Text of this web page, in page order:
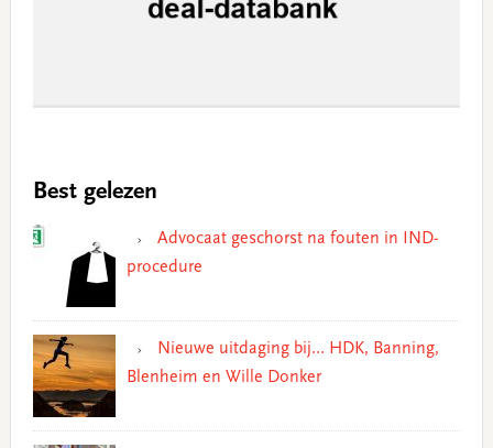
Best gelezen
Advocaat geschorst na fouten in IND-
procedure
Nieuwe uitdaging bij… HDK, Banning,
Blenheim en Wille Donker